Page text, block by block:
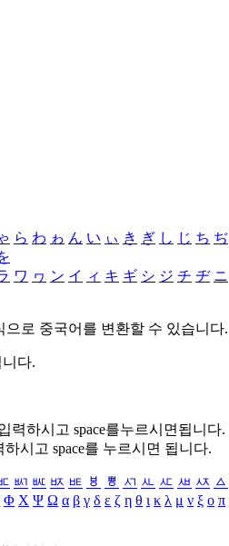
ら わ ゎ ん い ぃ き ぎ し じ ち ぢ
ワ ヮ ン イ ィ キ ギ シ ジ チ ヂ ニ
으로 중국어를 변환할 수 있습니다.
다.
력하시고 space를누르시면됩니다.
하시고 space를 누르시면 됩니다.
ㅴ ㅵ ㅶ ㅷ ㅸ ㅹ ㅺ ㅻ ㅼ ㅽ ㅾ ㅿ
Φ Χ Ψ Ω α β γ δ ε ζ η θ ι κ λ μ ν ξ ο π